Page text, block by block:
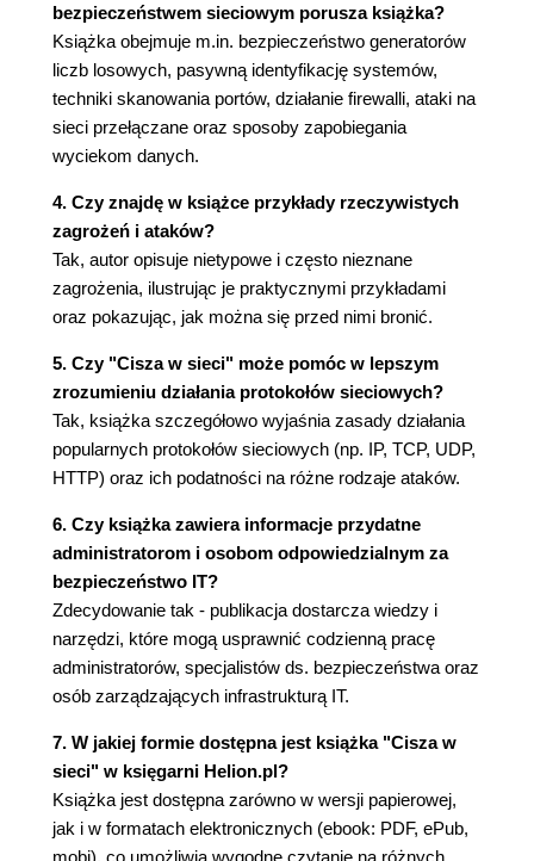
Praktyka (67)
Optymalizacja z wczesnym wyjściem (67)
Działający kod - zrób to sam (68)
Zapobieganie (71)
Do przemyślenia (72)
Rozdział 3. Dziesięć głów Hydry (73)
Emisja ujawniająca: TEMPEST w telewizorze (73)
Prywatność z ograniczoną odpowiedzialnością
(75)
Określenie źródła: to on to napisał! (76)
Ujawnienia typu "ojej": *_~q'@@... a hasło
Rozdział 4. Dla wspólnego dobra (79)
Część II Bezpieczna przystań (85)
Rozdział 5. Mrugenlampy (87)
Od e-maila do głośnych trzasków i z
powrotem (90)
Obecna sytuacja (95)
Modem to czasem tylko modem (95)
Kolizje pod kontrolą (96)
Za kulisami: plątanina kabli i jak sobie z nią
poradziliśmy (99)
Mrugenlampy w komunikacji (100)
Konsekwencje ładnego wyglądu (101)
Budujemy aparat szpiegowski... (102)
...i podłączamy go do komputera (104)
Jak zapobiegać ujawnianiu danych przez
bezpieczeństwem sieciowym porusza książka?
Książka obejmuje m.in. bezpieczeństwo generatorów
liczb losowych, pasywną identyfikację systemów,
techniki skanowania portów, działanie firewalli, ataki na
sieci przełączane oraz sposoby zapobiegania
wyciekom danych.
4. Czy znajdę w książce przykłady rzeczywistych
zagrożeń i ataków?
Tak, autor opisuje nietypowe i często nieznane
zagrożenia, ilustrując je praktycznymi przykładami
oraz pokazując, jak można się przed nimi bronić.
5. Czy "Cisza w sieci" może pomóc w lepszym
zrozumieniu działania protokołów sieciowych?
Tak, książka szczegółowo wyjaśnia zasady działania
popularnych protokołów sieciowych (np. IP, TCP, UDP,
HTTP) oraz ich podatności na różne rodzaje ataków.
6. Czy książka zawiera informacje przydatne
administratorom i osobom odpowiedzialnym za
bezpieczeństwo IT?
Zdecydowanie tak - publikacja dostarcza wiedzy i
narzędzi, które mogą usprawnić codzienną pracę
administratorów, specjalistów ds. bezpieczeństwa oraz
osób zarządzających infrastrukturą IT.
7. W jakiej formie dostępna jest książka "Cisza w
sieci" w księgarni Helion.pl?
Książka jest dostępna zarówno w wersji papierowej,
jak i w formatach elektronicznych (ebook: PDF, ePub,